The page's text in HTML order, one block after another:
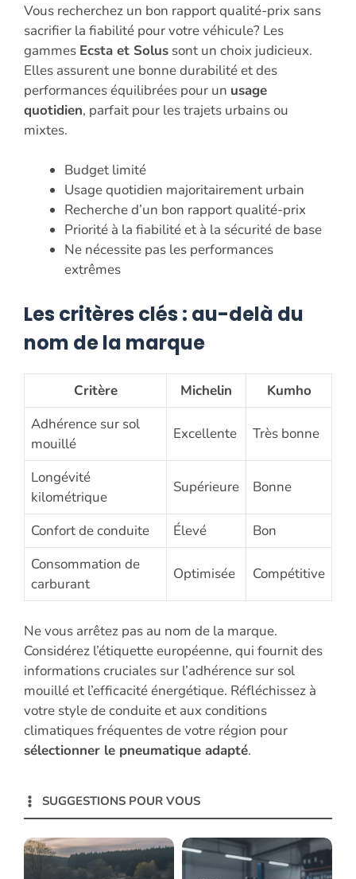
Vous recherchez un bon rapport qualité-prix sans
sacrifier la fiabilité pour votre véhicule? Les
gammes Ecsta et Solus sont un choix judicieux.
Elles assurent une bonne durabilité et des
performances équilibrées pour un usage
quotidien, parfait pour les trajets urbains ou
mixtes.
Budget limité
Usage quotidien majoritairement urbain
Recherche d’un bon rapport qualité-prix
Priorité à la fiabilité et à la sécurité de base
Ne nécessite pas les performances
extrêmes
Les critères clés : au-delà du
nom de la marque
Critère Michelin
Kumho
Adhérence sur sol
mouillé
Excellente Très bonne
Longévité
kilométrique
Supérieure Bonne
Confort de conduite Élevé
Bon
Consommation de
carburant
Optimisée Compétitive
Ne vous arrêtez pas au nom de la marque.
Considérez l’étiquette européenne, qui fournit des
informations cruciales sur l’adhérence sur sol
mouillé et l’efficacité énergétique. Réfléchissez à
votre style de conduite et aux conditions
climatiques fréquentes de votre région pour
sélectionner le pneumatique adapté.
SUGGESTIONS POUR VOUS